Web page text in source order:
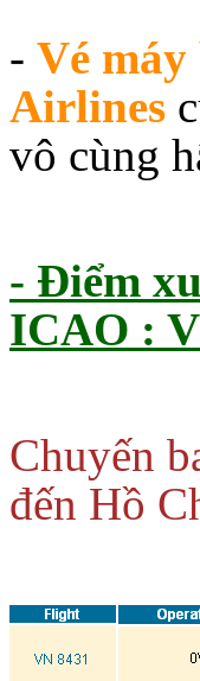
- Vé
Airlines
vô cùng
- Điểm
ICAO :
Chuyến
đến Hồ